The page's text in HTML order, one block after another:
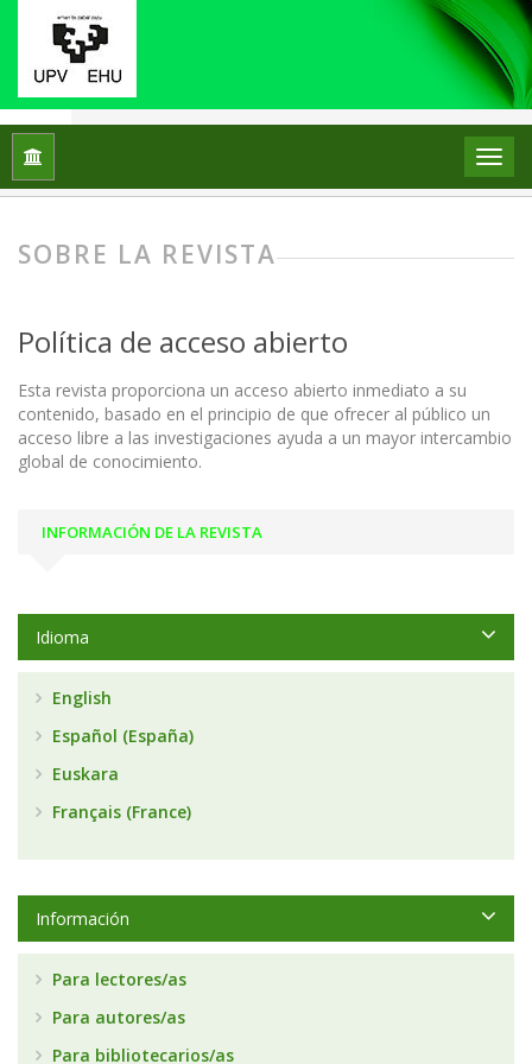
Inicio
SOBRE LA REVISTA
Política de acceso abierto
Esta revista proporciona un acceso abierto inmediato a su
contenido, basado en el principio de que ofrecer al público un
acceso libre a las investigaciones ayuda a un mayor intercambio
global de conocimiento.
INFORMACIÓN DE LA REVISTA
Idioma
English
Español (España)
Euskara
Français (France)
Información
Para lectores/as
Para autores/as
Para bibliotecarios/as